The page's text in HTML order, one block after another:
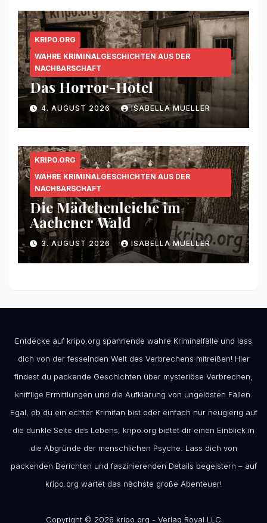
KRIPO.ORG
WAHRE KRIMINALGESCHICHTEN AUS DER
NACHBARSCHAFT
Das Horror-Hotel
4. AUGUST 2026 ISABELLA MUELLER
KRIPO.ORG
WAHRE KRIMINALGESCHICHTEN AUS DER
NACHBARSCHAFT
Die Mädchenleiche im
Aachener Wald
3. AUGUST 2026 ISABELLA MUELLER
Entdecke auf kripo.org spannende wahre Kriminalfälle und lass
dich von der fesselnden Welt des Verbrechens mitreißen! Hier
findest du packende Geschichten über mysteriöse Verbrechen,
knifflige Ermittlungen und die Aufklärung von ungelösten Fällen.
Egal, ob du ein echter Krimifan bist oder einfach nur neugierig auf
die dunkle Seite des Lebens, kripo.org bietet dir einen Einblick in
die Abgründe der menschlichen Psyche. Lass dich von
packenden Berichten und faszinierenden Details begeistern – auf
kripo.org wartet das nächste große Abenteuer!
Copyright © 2026 kripo.org - Verlag Royal LLC